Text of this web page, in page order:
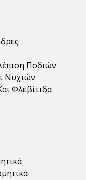
Ποδιών
Νυχιών
Φλεβίτιδα